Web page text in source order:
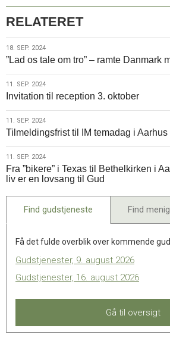
med
succes Forrige
Invitation
oktober
RELATERET
18.
sep.
2024
18. SEP. 2024
”Lad os tale om tro” – ramte Danmark
11.
sep.
2024
11. SEP. 2024
Invitation til reception 3. oktober
11.
sep.
2024
11. SEP. 2024
Tilmeldingsfrist til IM temadag i Aarhus
11.
sep.
2024
11. SEP. 2024
Fra ”bikere” i Texas til Bethelkirken i
liv er en lovsang til Gud
Find gudstjeneste Find
Få det fulde overblik over kommende
Gudstjenester, 9. august 2026
Gudstjenester, 16. august 2026
Gå til oversigt